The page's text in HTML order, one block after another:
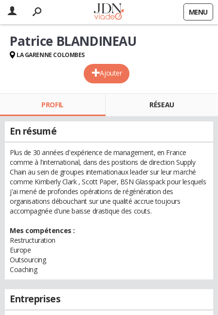
MENU
Ajouter
Patrice BLANDINEAU
LA GARENNE COLOMBES
PROFIL RÉSEAU
En résumé
Plus de 30 années d'expérience de management, en France
comme à l'international, dans des positions de direction Supply
Chain au sein de groupes internationaux leader sur leur marché
comme Kimberly Clark , Scott Paper, BSN Glasspack pour lesquels
j'ai mené de profondes opérations de régénération des
organisations débouchant sur une qualité accrue toujours
accompagnée d'une baisse drastique des couts.
Mes compétences :
Restructuration
Europe
Outsourcing
Coaching
Entreprises